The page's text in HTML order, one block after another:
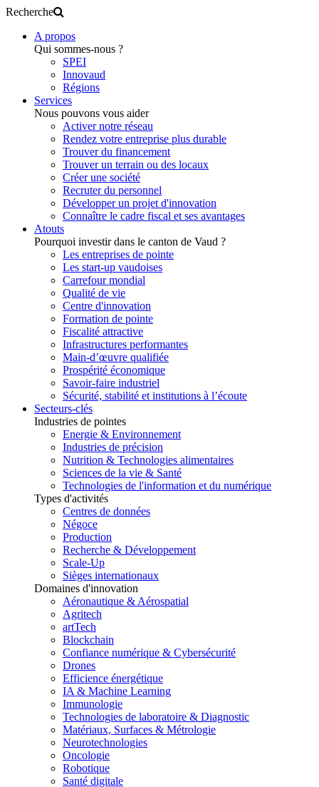
Recherche
A propos
Qui sommes-nous ?
SPEI
Innovaud
Régions
Services
Nous pouvons vous aider
Activer notre réseau
Rendez votre entreprise plus durable
Trouver du financement
Trouver un terrain ou des locaux
Créer une société
Recruter du personnel
Développer un projet d'innovation
Connaître le cadre fiscal et ses avantages
Atouts
Pourquoi investir dans le canton de Vaud ?
Les entreprises de pointe
Les start-up vaudoises
Carrefour mondial
Qualité de vie
Centre d'innovation
Formation de pointe
Fiscalité attractive
Infrastructures performantes
Main-d’œuvre qualifiée
Prospérité économique
Savoir-faire industriel
Sécurité, stabilité et institutions à l’écoute
Secteurs-clés
Industries de pointes
Energie & Environnement
Industries de précision
Nutrition & Technologies alimentaires
Sciences de la vie & Santé
Technologies de l'information et du numérique
Types d'activités
Centres de données
Négoce
Production
Recherche & Développement
Scale-Up
Sièges internationaux
Domaines d'innovation
Aéronautique & Aérospatial
Agritech
artTech
Blockchain
Confiance numérique & Cybersécurité
Drones
Efficience énergétique
IA & Machine Learning
Immunologie
Technologies de laboratoire & Diagnostic
Matériaux, Surfaces & Métrologie
Neurotechnologies
Oncologie
Robotique
Santé digitale